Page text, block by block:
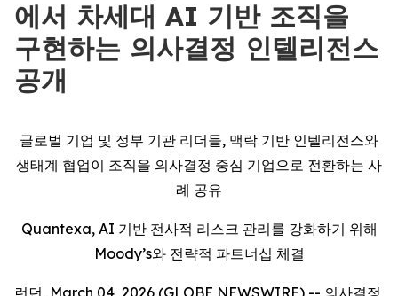
에서 차세대 AI 기반 조직을
구현하는 의사결정 인텔리전스
공개
글로벌 기업 및 정부 기관 리더들, 맥락 기반 인텔리전스와
생태계 협업이 조직을 의사결정 중심 기업으로 전환하는 사
례 공유
Quantexa, AI 기반 전사적 리스크 관리를 강화하기 위해
Moody’s와 전략적 파트너십 체결
런던, March 04, 2026 (GLOBE NEWSWIRE) -- 의사결정